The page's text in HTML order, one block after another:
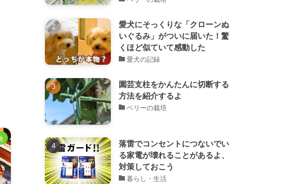
愛犬にそっくりな「クローンぬ
いぐるみ」がついに届いた！驚
くほど似ていて感動した
愛犬の記録
園芸支柱をかんたんに切断する
方法を紹介するよ
ベリーの栽培
落雷でコンセントにつないでい
る家電が壊れることがあるよ、
対策しておこう
暮らし・生活